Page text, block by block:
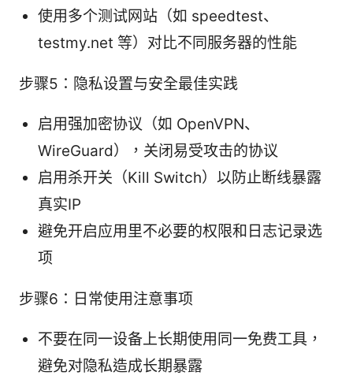
使用多个测试网站（如 speedtest、
testmy.net 等）对比不同服务器的性能
步骤5：隐私设置与安全最佳实践
启用强加密协议（如 OpenVPN、
WireGuard），关闭易受攻击的协议
启用杀开关（Kill Switch）以防止断线暴露
真实IP
避免开启应用里不必要的权限和日志记录选
项
步骤6：日常使用注意事项
不要在同一设备上长期使用同一免费工具，
避免对隐私造成长期暴露